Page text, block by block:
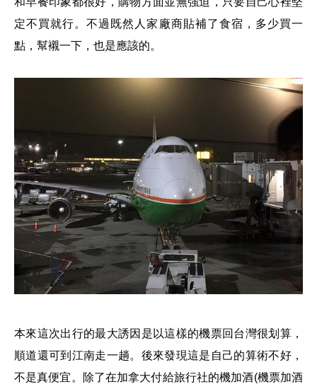
定不買就行。不過既然人家廠商貼補了食宿，多少買一
點，幫襯一下，也是應該的。
本來這次出行的最大誘因是以這樣的機票回台灣很划算，
順道還可到江南走一趟。後來發現這是自己的算術不好，
不是真便宜。除了在加拿大付給旅行社的機加酒(機票加酒